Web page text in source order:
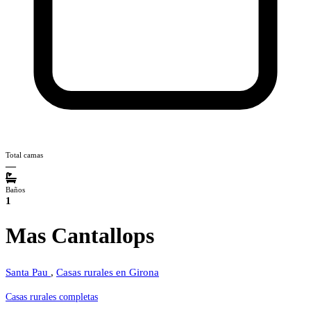
Total camas
—
Baños
1
Mas Cantallops
Santa Pau , Casas rurales en Girona
Casas rurales completas